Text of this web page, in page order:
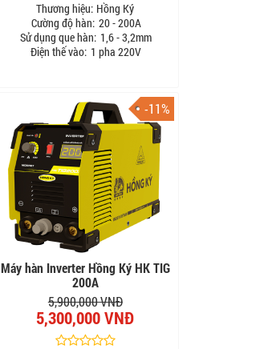
Thương hiệu: Hồng Ký
Cường độ hàn: 20 - 200A
Sử dụng que hàn: 1,6 - 3,2mm
Điện thế vào: 1 pha 220V
-11%
Máy hàn Inverter Hồng Ký HK TIG
200A
5,900,000 VNĐ
5,300,000 VNĐ